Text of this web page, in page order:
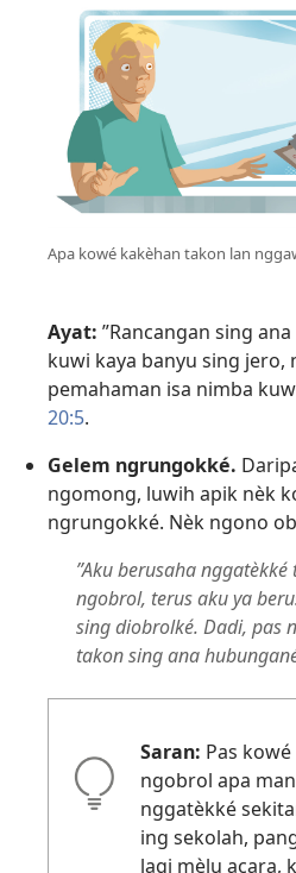
Apa kowé kakèhan takon lan
Ayat: ”Rancangan sing
kuwi kaya banyu sing
pemahaman isa nimba
20:5.
Gelem ngrungokké.
ngomong, luwih apik nèk
ngrungokké. Nèk ngono
”Aku berusaha
ngobrol, terus aku ya
sing diobrolké. Dadi, pas
takon sing ana
Saran: Pas
ngobrol apa
nggatèkké
ing sekolah,
lagi mèlu acara,